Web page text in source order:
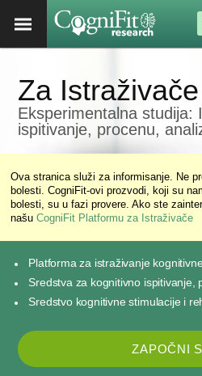
Za Istraživače
Eksperimentalna studija:
ispitivanje, procenu,
Ova stranica služi za informisanje. Ne
bolesti. CogniFit-ovi prozvodi, koji su
bolesti, su u fazi provere. Ako ste
našuCogniFit Platformu za Istraživače
Platforma za istraživanje
Sredstva za kognitivno ispitivanje,
Sredstvo kognitivne stimulacije i
ZAPOČNI